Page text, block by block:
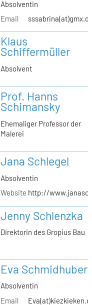
Absolventin
Email
Klaus
Schiffermüller
Absolvent
Prof. Hanns
Schimansky
Ehemaliger Professor der
Malerei
Jana Schlegel
Absolventin
Website http://
Jenny Schlenzka
Direktorin des Gropius Bau
Eva Schmidhuber
Absolventin
Email